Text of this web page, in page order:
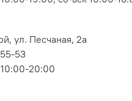
ул. Песчаная, 2а
53
20:00